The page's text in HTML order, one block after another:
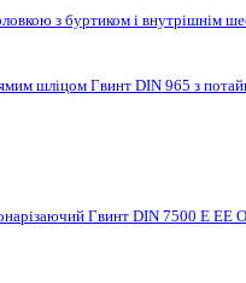
з буртиком і внутрішнім
шліцомГвинт DIN 965 з
Гвинт DIN 7500 E EE